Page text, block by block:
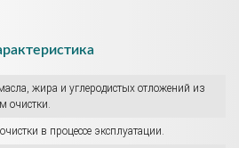
жира и углеродистых отложений из
очистки.
в процессе эксплуатации.